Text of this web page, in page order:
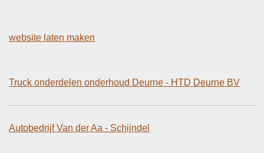
website laten maken
Truck onderdelen onderhoud Deurne - HTD Deurne BV
Autobedrijf Van der Aa - Schijndel